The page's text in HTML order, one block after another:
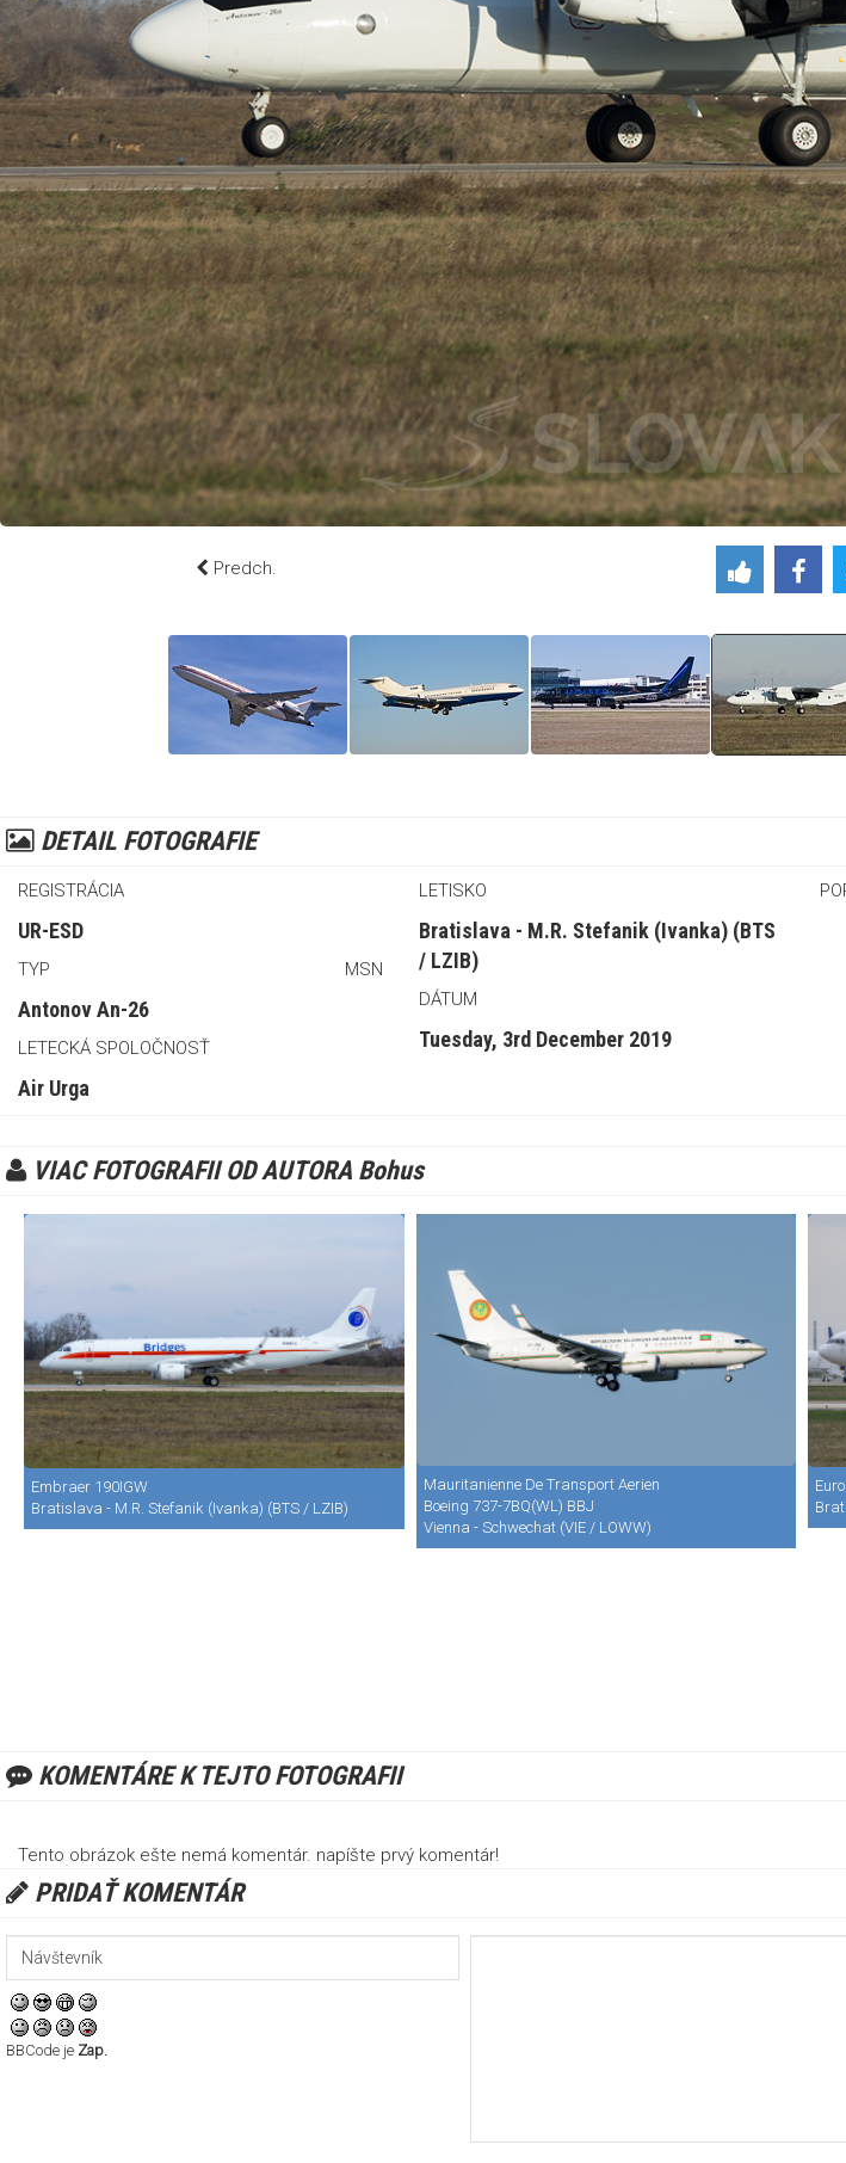
Predch.
DETAIL FOTOGRAFIE
REGISTRÁCIA
UR-ESD
TYP MSN
Antonov An-26
LETECKÁ SPOLOČNOSŤ
Air Urga
LETISKO
Bratislava - M.R. Stefanik (Ivanka) (BTS
/ LZIB)
DÁTUM
Tuesday, 3rd December 2019
VIAC FOTOGRAFII OD AUTORA Bohus
Embraer 190IGW
Bratislava - M.R. Stefanik (Ivanka) (BTS / LZIB)
Mauritanienne De Transport Aerien
Boeing 737-7BQ(WL) BBJ
Vienna - Schwechat (VIE / LOWW)
KOMENTÁRE K TEJTO FOTOGRAFII
Tento obrázok ešte nemá komentár. napíšte prvý komentár!
PRIDAŤ KOMENTÁR
BBCode je Zap.